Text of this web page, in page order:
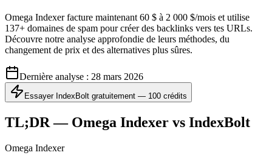
Omega Indexer facture maintenant 60 $ à 2 000 $/mois et utilise
137+ domaines de spam pour créer des backlinks vers tes URLs.
Découvre notre analyse approfondie de leurs méthodes, du
changement de prix et des alternatives plus sûres.
Dernière analyse : 28 mars 2026
Essayer IndexBolt gratuitement — 100 crédits
TL;DR — Omega Indexer vs IndexBolt
Omega Indexer